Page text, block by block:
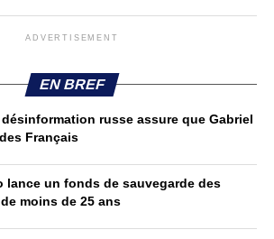
ADVERTISEMENT
EN BREF
russe assure que Gabriel
Français
lance un fonds de sauvegarde des
moins de 25 ans